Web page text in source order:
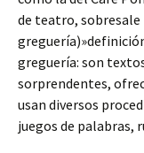
de teatro, sobresale
greguería: son
sorprendentes,
usan diversos
juegos de palabras,